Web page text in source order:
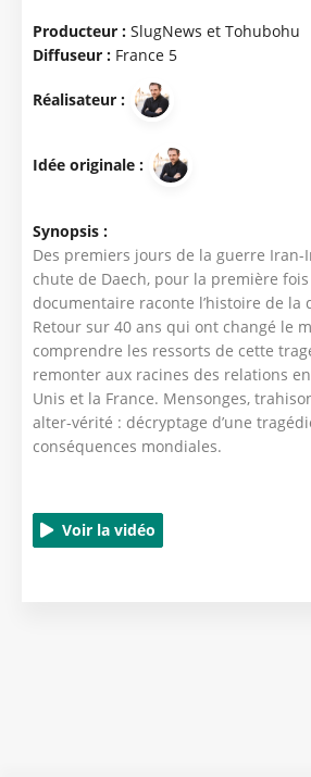
Producteur : SlugNews et Tohubohu
Diffuseur : France 5
Réalisateur :
Idée originale :
Synopsis :
Des premiers jours de la guerre Iran-
chute de Daech, pour la première
documentaire raconte l’histoire de la
Retour sur 40 ans qui ont changé le
comprendre les ressorts de cette
remonter aux racines des relations
Unis et la France. Mensonges,
alter-vérité : décryptage d’une
conséquences mondiales.
Voir la vidéo